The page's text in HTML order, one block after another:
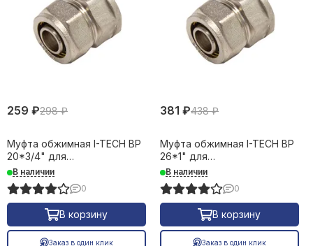
259 ₽298 ₽
Муфта обжимная I-TECH ВР
20*3/4" для
металлопластиковых труб
16643
В наличии
0
В корзину
Заказ в один клик
381 ₽438 ₽
Муфта обжимная I-TECH ВР
26*1" для
металлопластиковых труб
16644
В наличии
0
В корзину
Заказ в один клик